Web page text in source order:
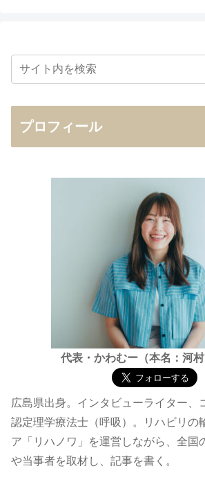
プロフィール
代表・かわむー（本名：河村
広島県出身。インタビューライター、
認定理学療法士（呼吸）。リハビリの
ア「リハノワ」を運営しながら、全国
や当事者を取材し、記事を書く。